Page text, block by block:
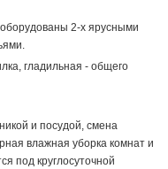
2-х ярусными
гладильная - общего
и посудой, смена
влажная уборка комнат и
под круглосуточной